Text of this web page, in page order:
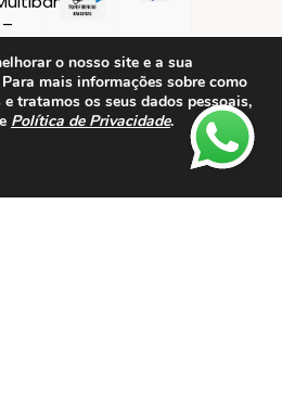
o nosso site e a sua
mais informações sobre como
tratamos os seus dados pessoais,
Política de Privacidade.